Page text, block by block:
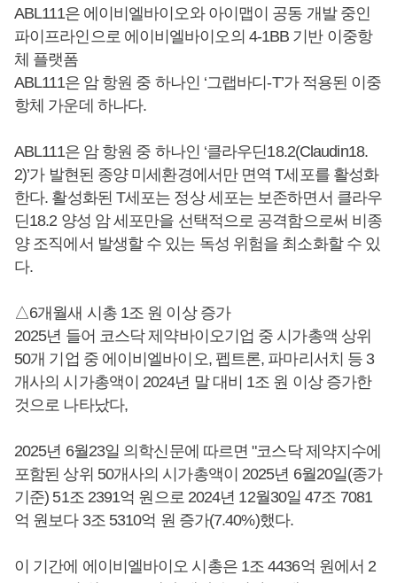
ABL111은 에이비엘바이오와 아이맵이 공동 개발 중인
파이프라인으로 에이비엘바이오의 4-1BB 기반 이중항
체 플랫폼
ABL111은 암 항원 중 하나인 ‘그랩바디-T’가 적용된 이중
항체 가운데 하나다.
ABL111은 암 항원 중 하나인 ‘클라우딘18.2(Claudin18.
2)’가 발현된 종양 미세환경에서만 면역 T세포를 활성화
한다. 활성화된 T세포는 정상 세포는 보존하면서 클라우
딘18.2 양성 암 세포만을 선택적으로 공격함으로써 비종
양 조직에서 발생할 수 있는 독성 위험을 최소화할 수 있
다.
△6개월새 시총 1조 원 이상 증가
2025년 들어 코스닥 제약바이오기업 중 시가총액 상위
50개 기업 중 에이비엘바이오, 펩트론, 파마리서치 등 3
개사의 시가총액이 2024년 말 대비 1조 원 이상 증가한
것으로 나타났다,
2025년 6월23일 의학신문에 따르면 "코스닥 제약지수에
포함된 상위 50개사의 시가총액이 2025년 6월20일(종가
기준) 51조 2391억 원으로 2024년 12월30일 47조 7081
억 원보다 3조 5310억 원 증가(7.40%)했다.
이 기간에 에이비엘바이오 시총은 1조 4436억 원에서 2